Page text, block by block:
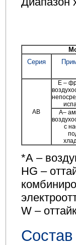
Серия
АВ
Е –
A–
с
*А –
HG –
W –
Состав